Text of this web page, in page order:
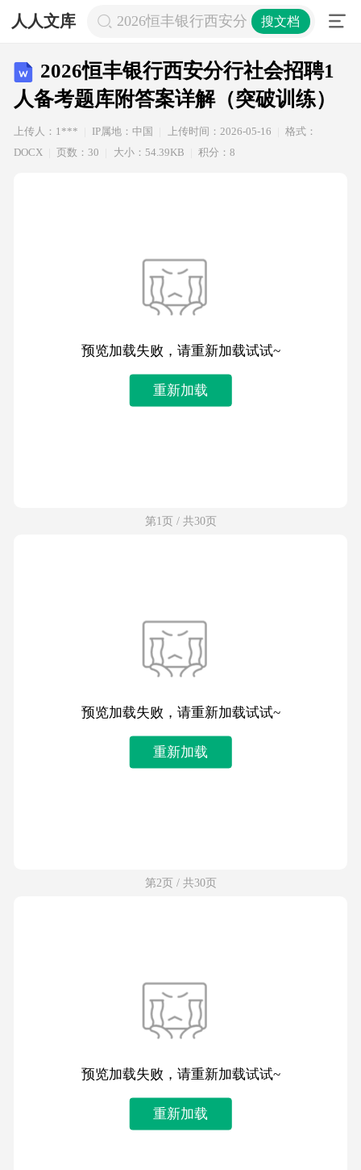
人人文库 2026恒丰银行西安分行社会招聘1人
搜文档
2026恒丰银行西安分行社会招聘1
人备考题库附答案详解（突破训练）
上传人：1*** IP属地：中国 上传时间：2026-05-16
格式：
DOCX
页数：30 大小：54.39KB 积分：8
预览加载失败，请重新加载试试~
重新加载
第1页 / 共30页
预览加载失败，请重新加载试试~
重新加载
第2页 / 共30页
预览加载失败，请重新加载试试~
重新加载